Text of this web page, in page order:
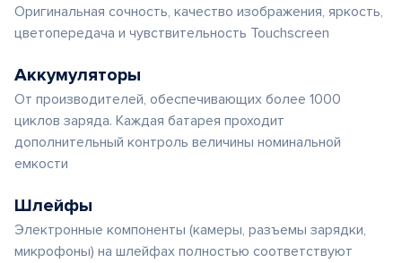
Оригинальная сочность, качество изображения, яркость,
цветопередача и чувствительность Touchscreen
Аккумуляторы
От производителей, обеспечивающих более 1000
циклов заряда. Каждая батарея проходит
дополнительный контроль величины номинальной
емкости
Шлейфы
Электронные компоненты (камеры, разъемы зарядки,
микрофоны) на шлейфах полностью соответствуют